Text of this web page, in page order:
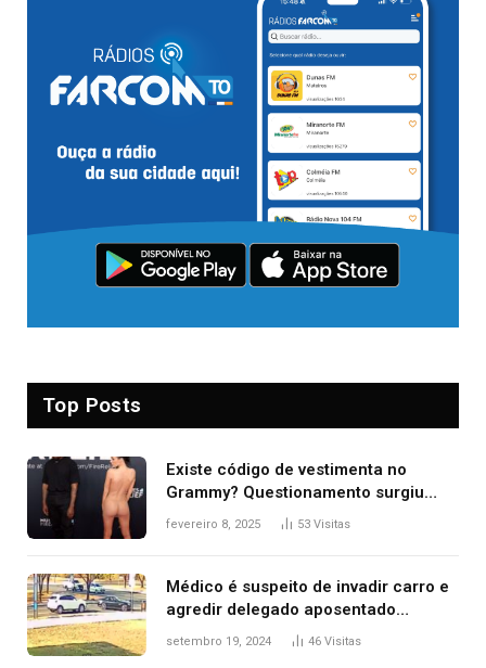
Top Posts
Existe código de vestimenta no
Grammy? Questionamento surgiu
após Bianca Censori, mulher de
fevereiro 8, 2025 53 Visitas
Médico é suspeito de invadir carro e
agredir delegado aposentado
durante confusão no trânsito
setembro 19, 2024 46 Visitas